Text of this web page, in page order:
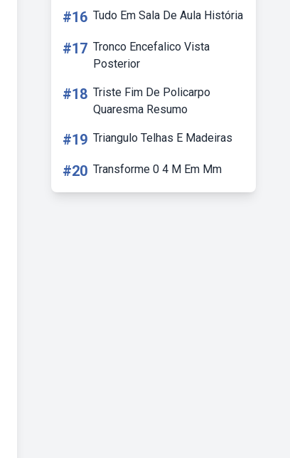
#16 Tudo Em Sala De Aula História
#17 Tronco Encefalico Vista
Posterior
#18 Triste Fim De Policarpo
Quaresma Resumo
#19 Triangulo Telhas E Madeiras
#20 Transforme 0 4 M Em Mm